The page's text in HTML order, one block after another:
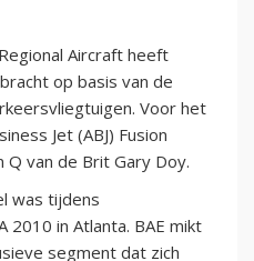
Aircraft heeft
op basis van de
Voor het
Jet (ABJ) Fusion
van de Brit Gary Doy.
was tijdens
2010 in Atlanta. BAE mikt
segment dat zich